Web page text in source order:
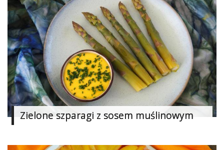
&
Wesele
Moda
Zakupy
Kultura
Porady
ekspertów
Blogerek
Zielone szparagi z sosem muślinowym